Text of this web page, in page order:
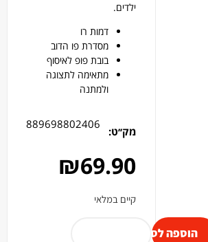
ילדים.
דמות רו
מסדרת פו הדוב
בובת פופ לאיסוף
מתאימה לתצוגה
ולמתנה
מק׳׳ט:
889698802406
₪69.90
קיים במלאי
הוספה לסל